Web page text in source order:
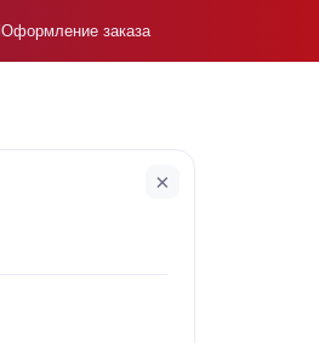
Оформление заказа
×